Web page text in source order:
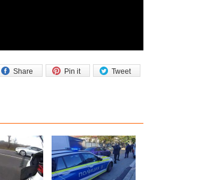
Tweet
Pin it
Share